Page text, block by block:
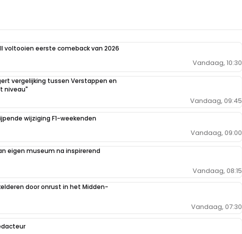
voltooien eerste comeback van 2026
Vandaag, 10:30
vergelijking tussen Verstappen en
niveau"
Vandaag, 09:45
wijziging F1-weekenden
Vandaag, 09:00
eigen museum na inspirerend
Vandaag, 08:15
door onrust in het Midden-
Vandaag, 07:30